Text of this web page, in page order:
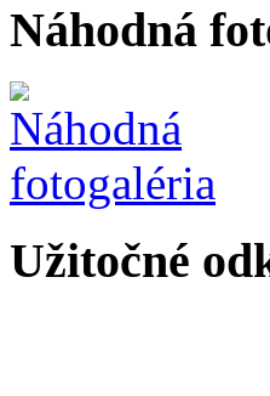
Náhodná
Užitočné